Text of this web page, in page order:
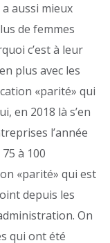
aussi mieux
de femmes
c’est à leur
plus avec les
«parité» qui
en 2018 là s’en
l’année
à 100
«parité» qui est
depuis les
On
qui ont été